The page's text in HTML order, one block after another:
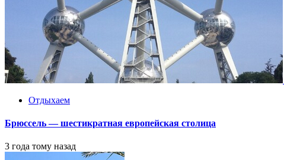
Отдыхаем
Брюссель — шестикратная европейская столица
3 года тому назад